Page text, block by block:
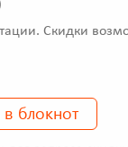
Скидки
блокнот